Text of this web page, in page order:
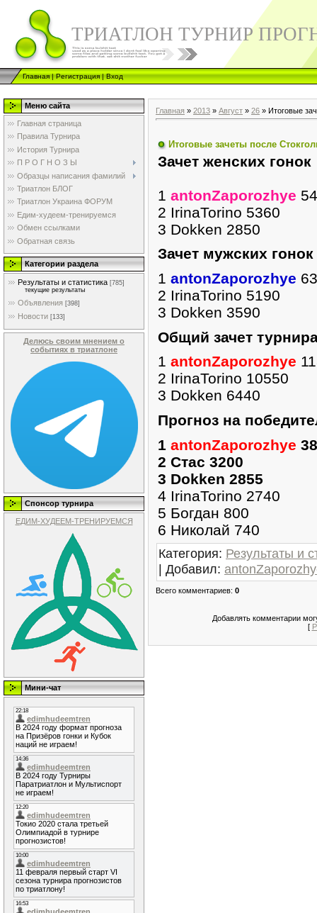
ТРИАТЛОН ТУРНИР
Главная|Регистрация|Вход
Меню сайта
Главная страница
Правила Турнира
История Турнира
П Р О Г Н О З Ы
Образцы написания фамилий
Триатлон БЛОГ
Триатлон Украина ФОРУМ
Едим-худеем-тренируемся
Обмен ссылками
Обратная связь
Категории раздела
Результаты и статистика [785]
текущие результаты
Объявления [398]
Новости [133]
Делюсь своим мнением о
событиях в триатлоне
Спонсор турнира
ЕДИМ-ХУДЕЕМ-ТРЕНИРУЕМСЯ
Мини-чат
Главная » 2013 » Август » 26 » Итоговые
Итоговые зачеты после
Зачет женских гонок
1 antonZaporozhye
2 IrinaTorino 5360
3 Dokken 2850
Зачет мужских гонок
1 antonZaporozhye
2 IrinaTorino 5190
3 Dokken 3590
Общий зачет
1 antonZaporozhye
2 IrinaTorino 10550
3 Dokken 6440
Прогноз на
1 antonZaporozhye
2 Стас 3200
3 Dokken 2855
4 IrinaTorino 2740
5 Богдан 800
6 Николай 740
Категория: Результаты и
| Добавил:
Всего комментариев: 0
Добавлять комментарии
[